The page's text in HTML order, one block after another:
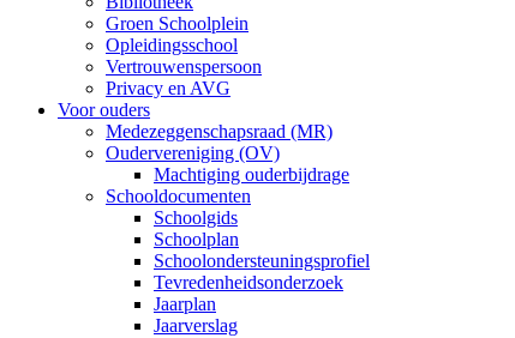
Groen Schoolplein
Opleidingsschool
Vertrouwenspersoon
Privacy en AVG
Voor ouders
Medezeggenschapsraad (MR)
Oudervereniging (OV)
Machtiging ouderbijdrage
Schooldocumenten
Schoolgids
Schoolplan
Schoolondersteuningsprofiel
Tevredenheidsonderzoek
Jaarplan
Jaarverslag